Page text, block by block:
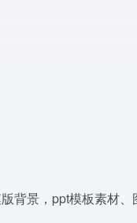
景，ppt模板素材、